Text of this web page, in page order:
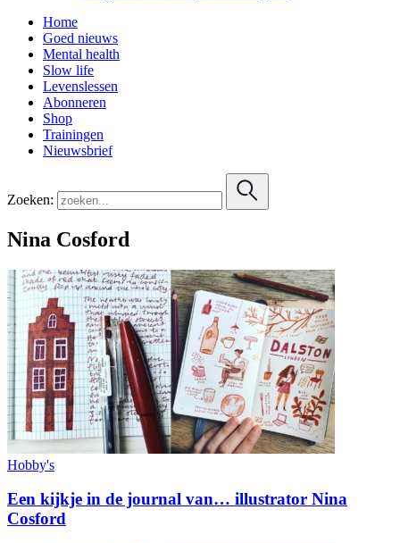
Home
Goed nieuws
Mental health
Slow life
Levenslessen
Abonneren
Shop
Trainingen
Nieuwsbrief
Zoeken:
Nina Cosford
Hobby's
Een kijkje in de journal van… illustrator Nina
Cosford